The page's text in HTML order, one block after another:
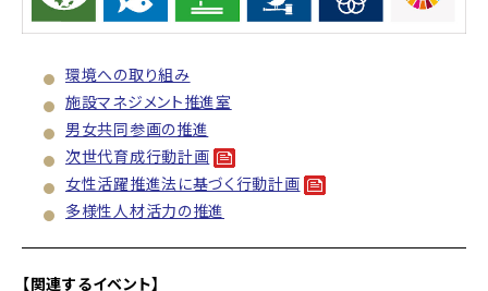
環境への取り組み
施設マネジメント推進室
男女共同参画の推進
次世代育成行動計画
女性活躍推進法に基づく行動計画
多様性人材活力の推進
【関連するイベント】